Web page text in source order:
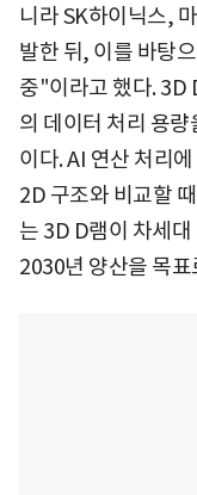
니라 SK하이닉스,
발한 뒤, 이를 바탕
중"이라고 했다. 3D
의 데이터 처리 용
이다. AI 연산 처리
2D 구조와 비교할
는 3D D램이 차세
2030년 양산을 목